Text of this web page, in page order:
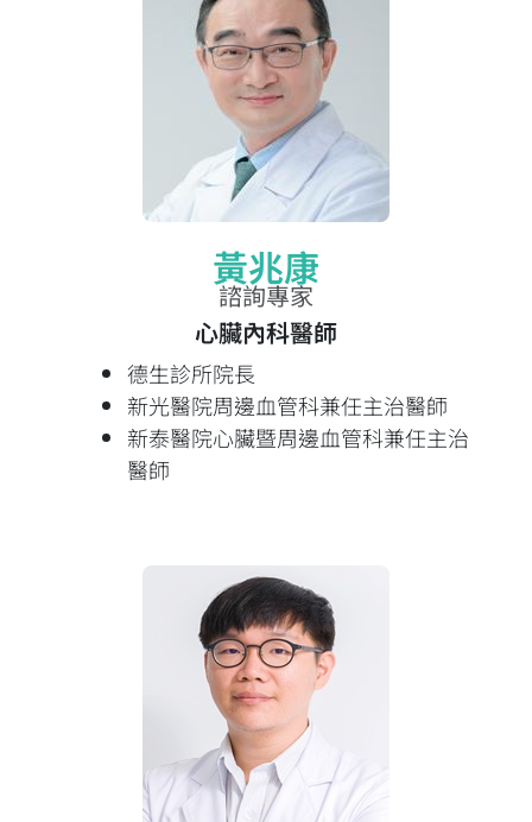
黃兆康
諮詢專家
心臟內科醫師
德生診所院長
新光醫院周邊血管科兼任主治醫師
新泰醫院心臟暨周邊血管科兼任主治
醫師